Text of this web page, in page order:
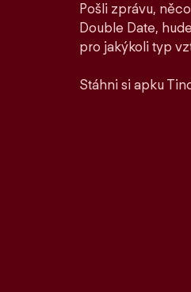
Pošli zprávu,
Double Date,
pro jakýkoli typ
Stáhni si apku